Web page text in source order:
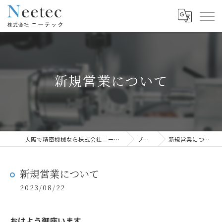
新規営業について
大阪で精密機械なら株式会社ニーテック ブログ 新規営業について
新規営業について
2023/08/22